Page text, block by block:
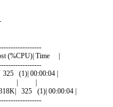
-----------------
(%CPU)| Time
|
-----------------
325 (1)| 00:00:04 |
|
|
| 325 (1)| 00:00:04 |
-----------------